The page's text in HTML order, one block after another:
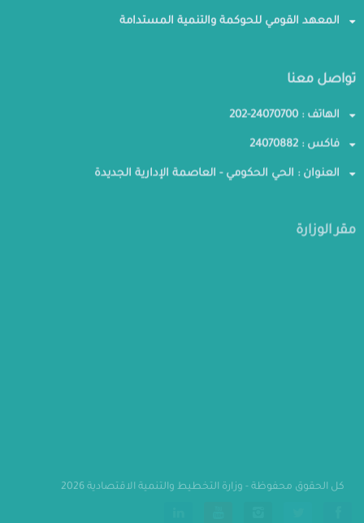
المعهد القومي للحوكمة والتنمية المستدامة
تواصل معنا
الهاتف : 24070700-202
فاكس : 24070882
العنوان : الحي الحكومي - العاصمة الإدارية الجديدة
مقر الوزارة